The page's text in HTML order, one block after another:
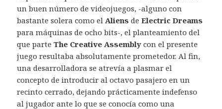
un buen número de videojuegos, -alguno con
bastante solera como el Aliens deElectric Dreams
para máquinas de ocho bits-, el planteamiento del
que parteThe Creative Assembly con el presente
juego resultaba absolutamente prometedor. Al fin,
una desarrolladora se atrevía a plasmar el
concepto de introducir al octavo pasajero en un
recinto cerrado, dejando prácticamente indefenso
al jugador ante lo que se conocía como una